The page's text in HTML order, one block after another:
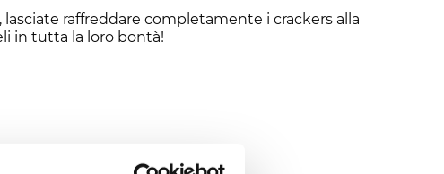
raffreddare completamente i crackers alla
in tutta la loro bontà!